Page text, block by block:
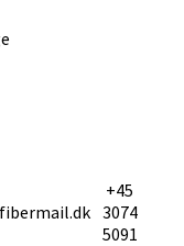
+45
3074
5091